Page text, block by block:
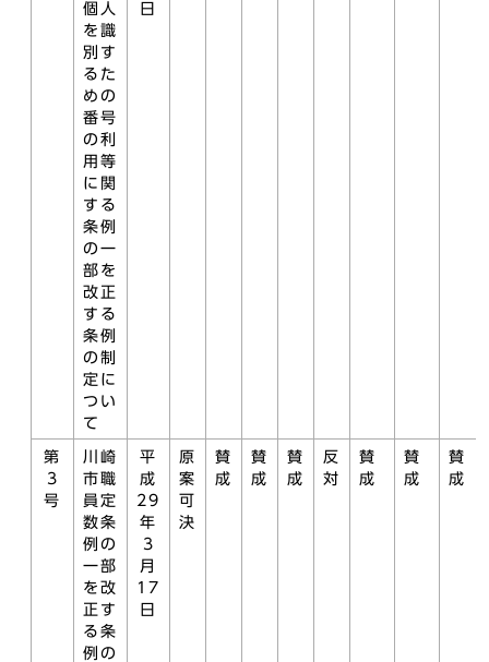
個人
を識
別す
るた
めの
番号
の利
用等
に関
する
条例
の一
部を
改正
する
条例
の制
定に
つい
て
日
第
3
号
川崎
市職
員定
数条
例の
一部
を改
正す
る条
例の
平
成
29
年
3
月
17
日
原
案
可
決
賛
成
賛
成
賛
成
反
対
賛
成
賛
成
賛
成